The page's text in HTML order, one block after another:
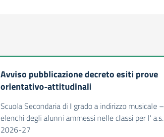
Avviso pubblicazione decreto esiti prove
orientativo-attitudinali
Scuola Secondaria di I grado a indirizzo musicale –
elenchi degli alunni ammessi nelle classi per l’ a.s.
2026-27